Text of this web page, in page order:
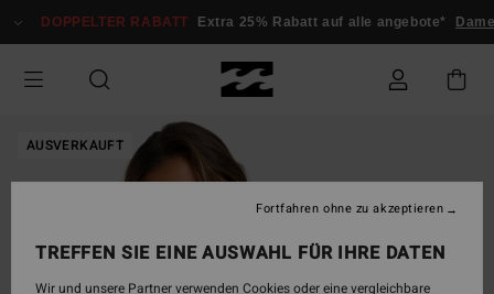
zur
springen
DOPPELTER RABATT Extra 25% Rabatt auf alle angebote* Damen
AUSVERKAUFT
TREFFEN SIE EINE AUSWAHL FÜR IHRE DATEN
Wir und unsere Partner verwenden Cookies oder eine vergleichbare
Fortfahren ohne zu akzeptieren